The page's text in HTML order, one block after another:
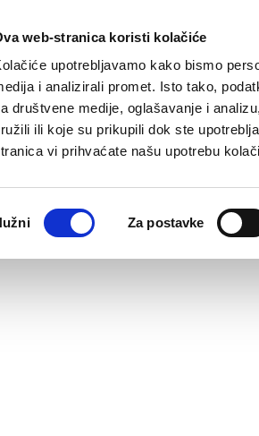
web-stranica koristi kolačiće
upotrebljavamo kako bismo
i analizirali promet. Isto tako,
društvene medije, oglašavanje i
ili koje su prikupili dok ste
vi prihvaćate našu upotrebu
Za postavke
Home Offerta turistica